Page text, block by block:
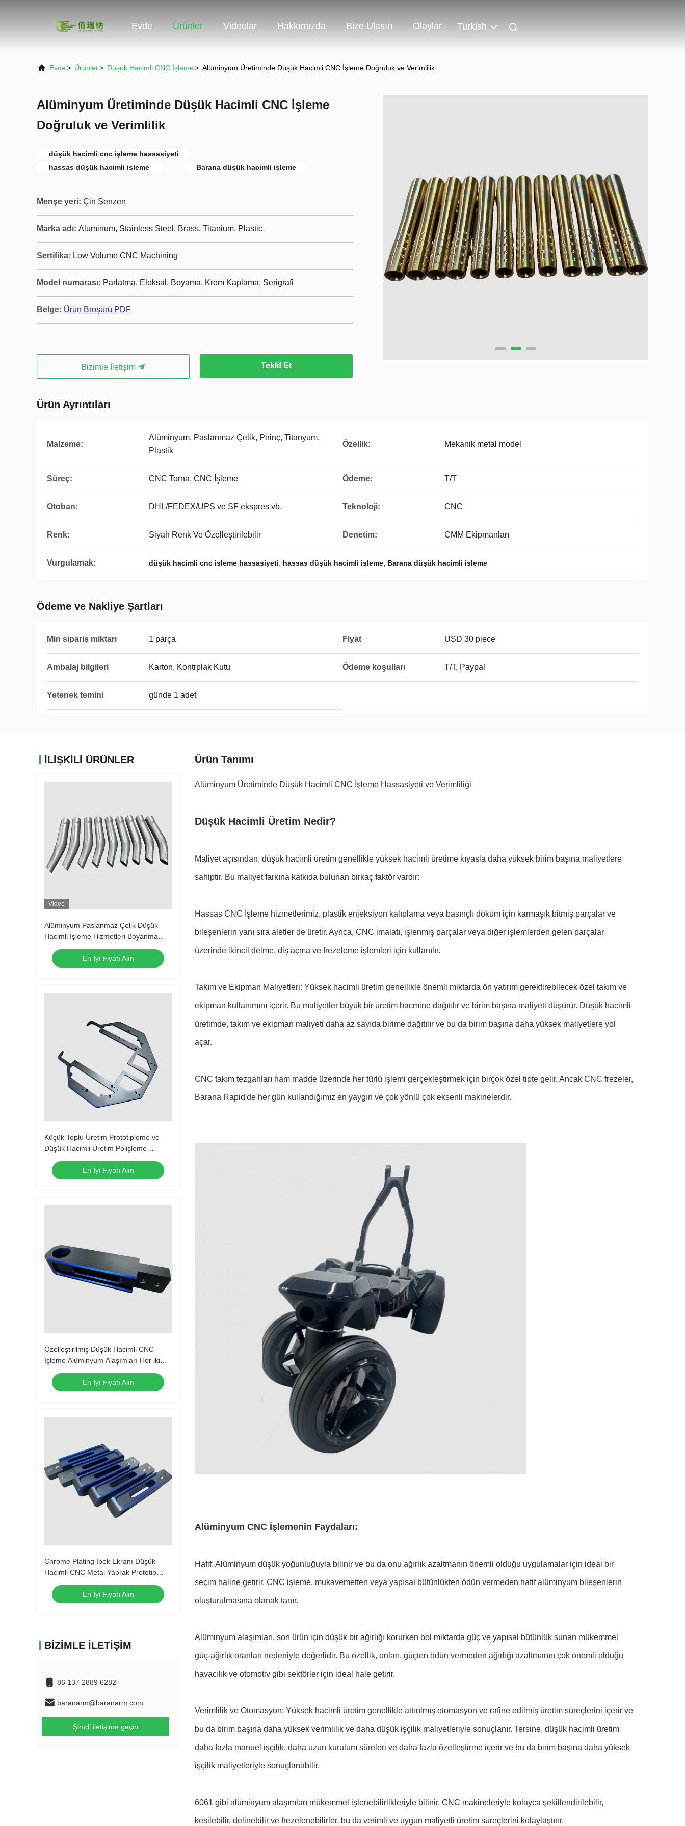
Evde Ürünler Videolar Hakkımızda Bize Ulaşın Olaylar Turkish
Evde> Ürünler> Düşük Hacimli CNC İşleme> Alüminyum Üretiminde Düşük Hacimli CNC İşleme Doğruluk ve Verimlilik
Alüminyum Üretiminde Düşük Hacimli CNC İşleme
Doğruluk ve Verimlilik
düşük hacimli cnc işleme hassasiyeti
hassas düşük hacimli işleme
Barana düşük hacimli işleme
Menşe yeri: Çin Şenzen
Marka adı: Aluminum, Stainless Steel, Brass, Titanium, Plastic
Sertifika: Low Volume CNC Machining
Model numarası: Parlatma, Eloksal, Boyama, Krom Kaplama, Serigrafi
Belge: Ürün Broşürü PDF
Bizimle İletişim Teklif Et
Ürün Ayrıntıları
Malzeme:
Alüminyum, Paslanmaz Çelik, Pirinç, Titanyum,
Plastik
Özellik: Mekanik metal model
Süreç: CNC Torna, CNC İşleme Ödeme: T/T
Otoban: DHL/FEDEX/UPS ve SF ekspres vb. Teknoloji: CNC
Renk: Siyah Renk Ve Özelleştirilebilir Denetim: CMM Ekipmanları
Vurgulamak: düşük hacimli cnc işleme hassasiyeti, hassas düşük hacimli işleme, Barana düşük hacimli işleme
Ödeme ve Nakliye Şartları
Min sipariş miktarı 1 parça Fiyat USD 30 piece
Ambalaj bilgileri Karton, Kontrplak Kutu Ödeme koşulları T/T, Paypal
Yetenek temini günde 1 adet
İLIŞKILI ÜRÜNLER
Video
Alüminyum Paslanmaz Çelik Düşük
Hacimli İşleme Hizmetleri Boyanma
Kromlama Poliş
En İyi Fiyatı Alın
Küçük Toplu Üretim Prototipleme ve
Düşük Hacimli Üretim Polişleme
Anodizasyon
En İyi Fiyatı Alın
Özelleştirilmiş Düşük Hacimli CNC
İşleme Alüminyum Alaşımları Her iki
dünyanın en iyisini sunar
En İyi Fiyatı Alın
Chrome Plating İpek Ekranı Düşük
Hacimli CNC Metal Yaprak Prototip
Fabrikasyonu CNC Döven CNC İşleme
En İyi Fiyatı Alın
BIZIMLE İLETIŞIM
86 137 2889 6282
baranarm@baranarm.com
Şimdi iletişime geçin
Ürün Tanımı
Alüminyum Üretiminde Düşük Hacimli CNC İşleme Hassasiyeti ve Verimliliği
Düşük Hacimli Üretim Nedir?
Maliyet açısından, düşük hacimli üretim genellikle yüksek hacimli üretime kıyasla daha yüksek birim başına maliyetlere
sahiptir. Bu maliyet farkına katkıda bulunan birkaç faktör vardır:
Hassas CNC İşleme hizmetlerimiz, plastik enjeksiyon kalıplama veya basınçlı döküm için karmaşık bitmiş parçalar ve
bileşenlerin yanı sıra aletler de üretir. Ayrıca, CNC imalatı, işlenmiş parçalar veya diğer işlemlerden gelen parçalar
üzerinde ikincil delme, diş açma ve frezeleme işlemleri için kullanılır.
Takım ve Ekipman Maliyetleri: Yüksek hacimli üretim genellikle önemli miktarda ön yatırım gerektirebilecek özel takım ve
ekipman kullanımını içerir. Bu maliyetler büyük bir üretim hacmine dağıtılır ve birim başına maliyeti düşürür. Düşük hacimli
üretimde, takım ve ekipman maliyeti daha az sayıda birime dağıtılır ve bu da birim başına daha yüksek maliyetlere yol
açar.
CNC takım tezgahları ham madde üzerinde her türlü işlemi gerçekleştirmek için birçok özel tipte gelir. Ancak CNC frezeler,
Barana Rapid'de her gün kullandığımız en yaygın ve çok yönlü çok eksenli makinelerdir.
Alüminyum CNC İşlemenin Faydaları:
Hafif: Alüminyum düşük yoğunluğuyla bilinir ve bu da onu ağırlık azaltmanın önemli olduğu uygulamalar için ideal bir
seçim haline getirir. CNC işleme, mukavemetten veya yapısal bütünlükten ödün vermeden hafif alüminyum bileşenlerin
oluşturulmasına olanak tanır.
Alüminyum alaşımları, son ürün için düşük bir ağırlığı korurken bol miktarda güç ve yapısal bütünlük sunan mükemmel
güç-ağırlık oranları nedeniyle değerlidir. Bu özellik, onları, güçten ödün vermeden ağırlığı azaltmanın çok önemli olduğu
havacılık ve otomotiv gibi sektörler için ideal hale getirir.
Verimlilik ve Otomasyon: Yüksek hacimli üretim genellikle artırılmış otomasyon ve rafine edilmiş üretim süreçlerini içerir ve
bu da birim başına daha yüksek verimlilik ve daha düşük işçilik maliyetleriyle sonuçlanır. Tersine, düşük hacimli üretim
daha fazla manuel işçilik, daha uzun kurulum süreleri ve daha fazla özelleştirme içerir ve bu da birim başına daha yüksek
işçilik maliyetleriyle sonuçlanabilir.
6061 gibi alüminyum alaşımları mükemmel işlenebilirlikleriyle bilinir. CNC makineleriyle kolayca şekillendirilebilir,
kesilebilir, delinebilir ve frezelenebilirler, bu da verimli ve uygun maliyetli üretim süreçlerini kolaylaştırır.